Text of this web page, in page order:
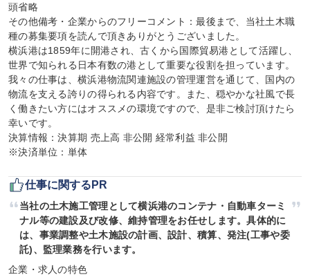
頭省略
その他備考・企業からのフリーコメント：最後まで、当社土木職
種の募集要項を読んで頂きありがとうございました。
横浜港は1859年に開港され、古くから国際貿易港として活躍し、
世界で知られる日本有数の港として重要な役割を担っています。
我々の仕事は、横浜港物流関連施設の管理運営を通じて、国内の
物流を支える誇りの得られる内容です。また、穏やかな社風で長
く働きたい方にはオススメの環境ですので、是非ご検討頂けたら
幸いです。
決算情報：決算期 売上高 非公開 経常利益 非公開
※決済単位：単体
仕事に関するPR
当社の土木施工管理として横浜港のコンテナ・自動車ターミ
ナル等の建設及び改修、維持管理をお任せします。具体的に
は、事業調整や土木施設の計画、設計、積算、発注(工事や委
託)、監理業務を行います。
企業・求人の特色